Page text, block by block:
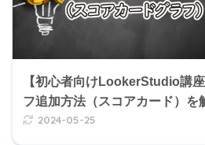
【初心者向けLookerStudio講
フ追加方法（スコアカード）を
2024-05-25